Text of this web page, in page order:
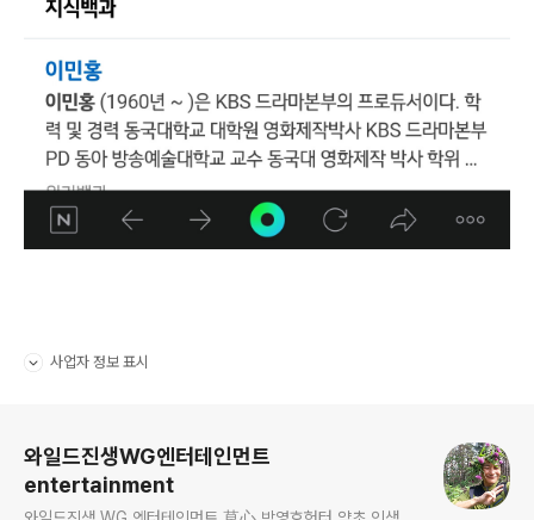
사업자 정보 표시
와일드진생WG엔터테인먼트
entertainment